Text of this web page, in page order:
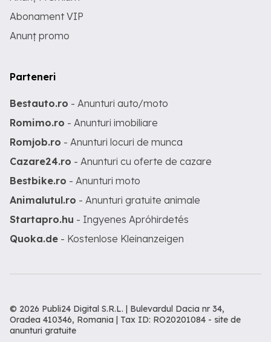
Abonament VIP
Anunț promo
Parteneri
Bestauto.ro - Anunturi auto/moto
Romimo.ro - Anunturi imobiliare
Romjob.ro - Anunturi locuri de munca
Cazare24.ro - Anunturi cu oferte de cazare
Bestbike.ro - Anunturi moto
Animalutul.ro - Anunturi gratuite animale
Startapro.hu - Ingyenes Apróhirdetés
Quoka.de - Kostenlose Kleinanzeigen
© 2026 Publi24 Digital S.R.L. | Bulevardul Dacia nr 34,
Oradea 410346, Romania | Tax ID: RO20201084 - site de
anunturi gratuite